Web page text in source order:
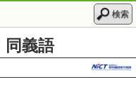
検索
同義語